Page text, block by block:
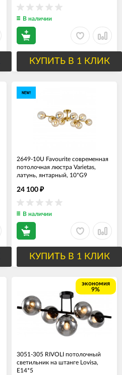
В наличии
КУПИТЬ В 1 КЛИК
NEW!
2649-10U Favourite современная
потолочная люстра Varietas,
латунь, янтарный, 10*G9
24 100 ₽
В наличии
КУПИТЬ В 1 КЛИК
экономия
9%
3051-305 RIVOLI потолочный
светильник на штанге Lovisa,
Е14*5